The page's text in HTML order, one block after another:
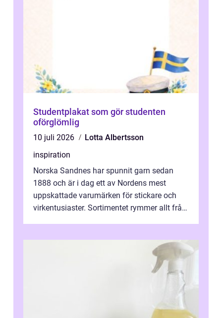
Studentplakat som gör studenten
oförglömlig
10 juli 2026
Lotta Albertsson
inspiration
Norska Sandnes har spunnit garn sedan
1888 och är i dag ett av Nordens mest
uppskattade varumärken för stickare och
virkentusiaster. Sortimentet rymmer allt från